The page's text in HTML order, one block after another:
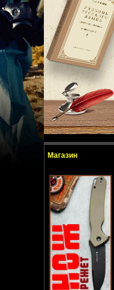
Магазин